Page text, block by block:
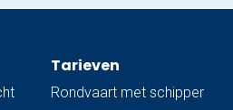
Tarieven
Rondvaart met schipper